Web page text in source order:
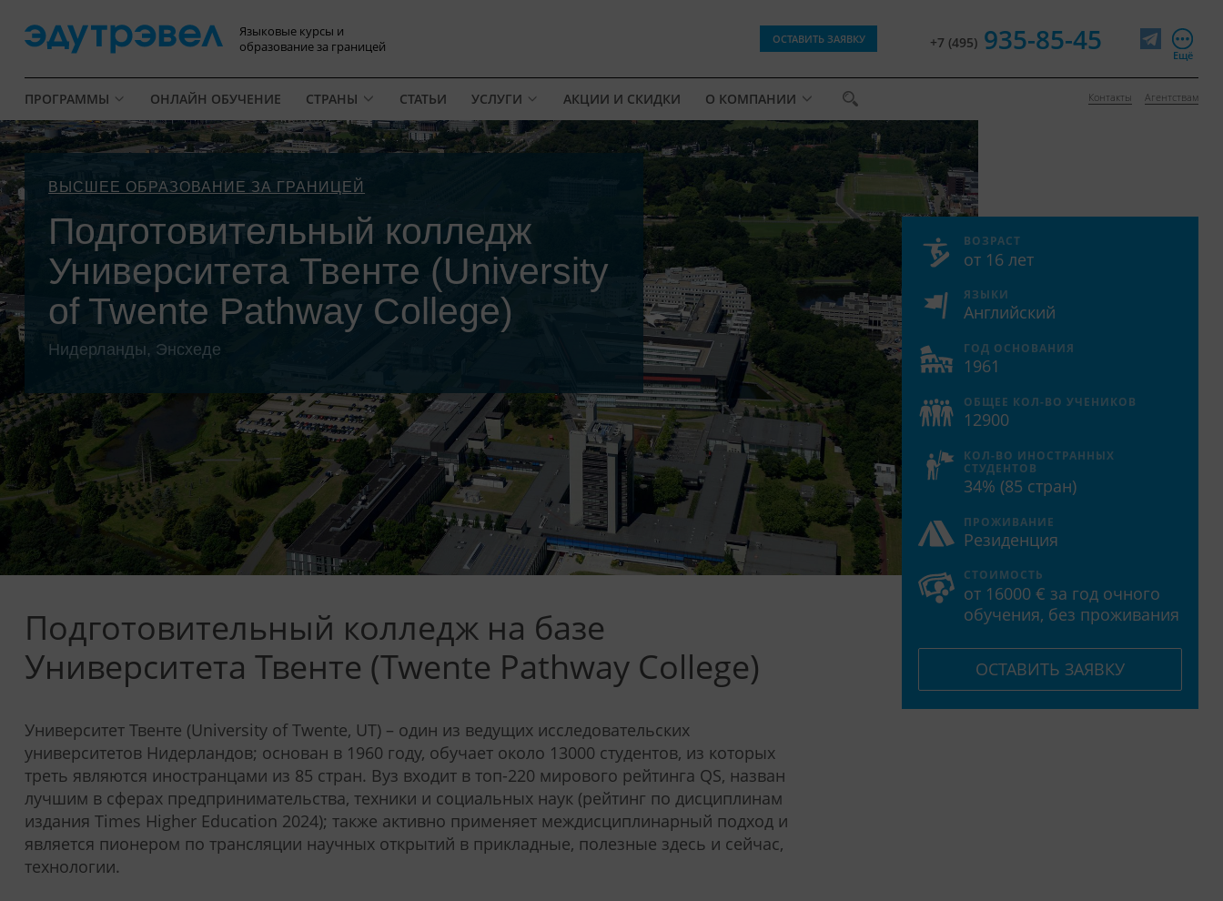
Языковые курсы и
образование за границей
ОСТАВИТЬ ЗАЯВКУ +7 (495) 935-85-45 Ещё
ПРОГРАММЫ ОНЛАЙН ОБУЧЕНИЕ СТРАНЫ СТАТЬИ УСЛУГИ АКЦИИ И СКИДКИ О КОМПАНИИ Контакты Агентствам
ВЫСШЕЕ ОБРАЗОВАНИЕ ЗА ГРАНИЦЕЙ
Подготовительный колледж
Университета Твенте (University
of Twente Pathway College)
Нидерланды, Энсхеде
Подготовительный колледж на базе
Университета Твенте (Twente Pathway College)
Университет Твенте (University of Twente, UT) – один из ведущих исследовательских
университетов Нидерландов; основан в 1960 году, обучает около 13000 студентов, из которых
треть являются иностранцами из 85 стран. Вуз входит в топ-220 мирового рейтинга QS, назван
лучшим в сферах предпринимательства, техники и социальных наук (рейтинг по дисциплинам
издания Times Higher Education 2024); также активно применяет междисциплинарный подход и
является пионером по трансляции научных открытий в прикладные, полезные здесь и сейчас,
технологии.
ВОЗРАСТ
от 16 лет
ЯЗЫКИ
Английский
ГОД ОСНОВАНИЯ
1961
ОБЩЕЕ КОЛ-ВО УЧЕНИКОВ
12900
КОЛ-ВО ИНОСТРАННЫХ
СТУДЕНТОВ
34% (85 стран)
ПРОЖИВАНИЕ
Резиденция
СТОИМОСТЬ
от 16000 € за год очного
обучения, без проживания
ОСТАВИТЬ ЗАЯВКУ